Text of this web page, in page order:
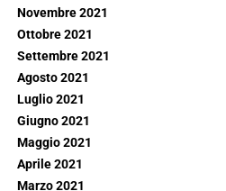
Novembre 2021
Ottobre 2021
Settembre 2021
Agosto 2021
Luglio 2021
Giugno 2021
Maggio 2021
Aprile 2021
Marzo 2021